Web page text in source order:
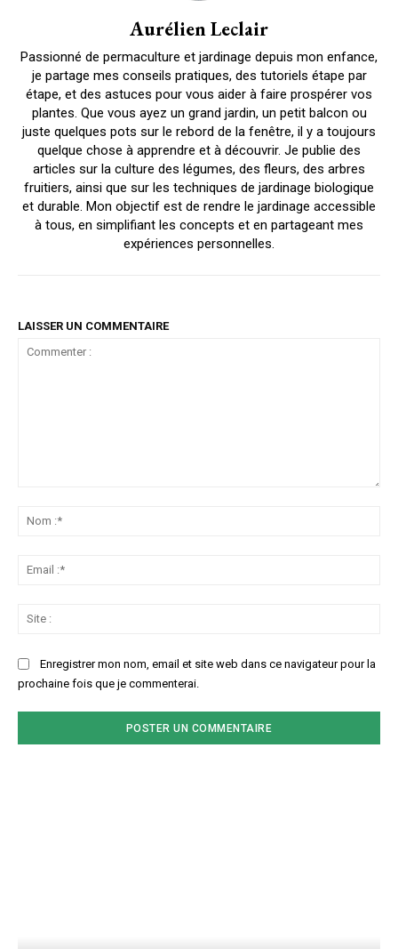
Aurélien Leclair
Passionné de permaculture et jardinage depuis mon enfance,
je partage mes conseils pratiques, des tutoriels étape par
étape, et des astuces pour vous aider à faire prospérer vos
plantes. Que vous ayez un grand jardin, un petit balcon ou
juste quelques pots sur le rebord de la fenêtre, il y a toujours
quelque chose à apprendre et à découvrir. Je publie des
articles sur la culture des légumes, des fleurs, des arbres
fruitiers, ainsi que sur les techniques de jardinage biologique
et durable. Mon objectif est de rendre le jardinage accessible
à tous, en simplifiant les concepts et en partageant mes
expériences personnelles.
LAISSER UN COMMENTAIRE
Enregistrer mon nom, email et site web dans ce navigateur pour la
prochaine fois que je commenterai.